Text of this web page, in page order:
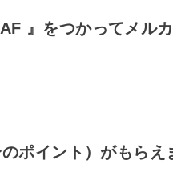
』をつかってメル
ポイント）がもらえ